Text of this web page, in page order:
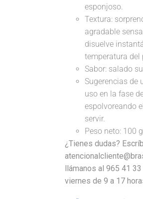
esponjoso.
Textura:
agradable
disuelve
temperatura del
Sabor: salado
Sugerencias de
uso en la fase
espolvoreando
servir.
Peso neto: 100
¿Tienes dudas?
llámanos al 965 41
viernes de 9 a 17